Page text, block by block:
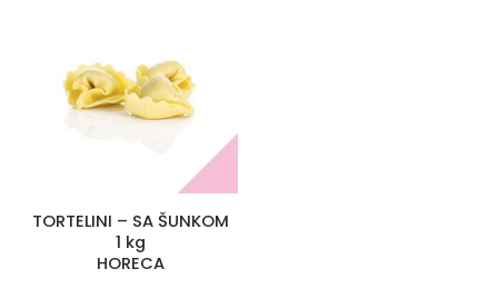
TORTELINI – SA ŠUNKOM
1 kg
HORECA